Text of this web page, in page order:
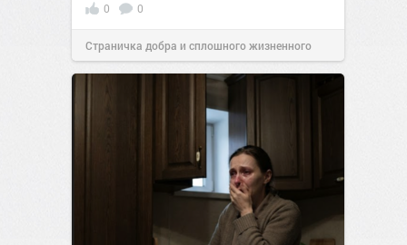
0 0
Страничка добра и сплошного жизненного
позитива!00:29Сегодня